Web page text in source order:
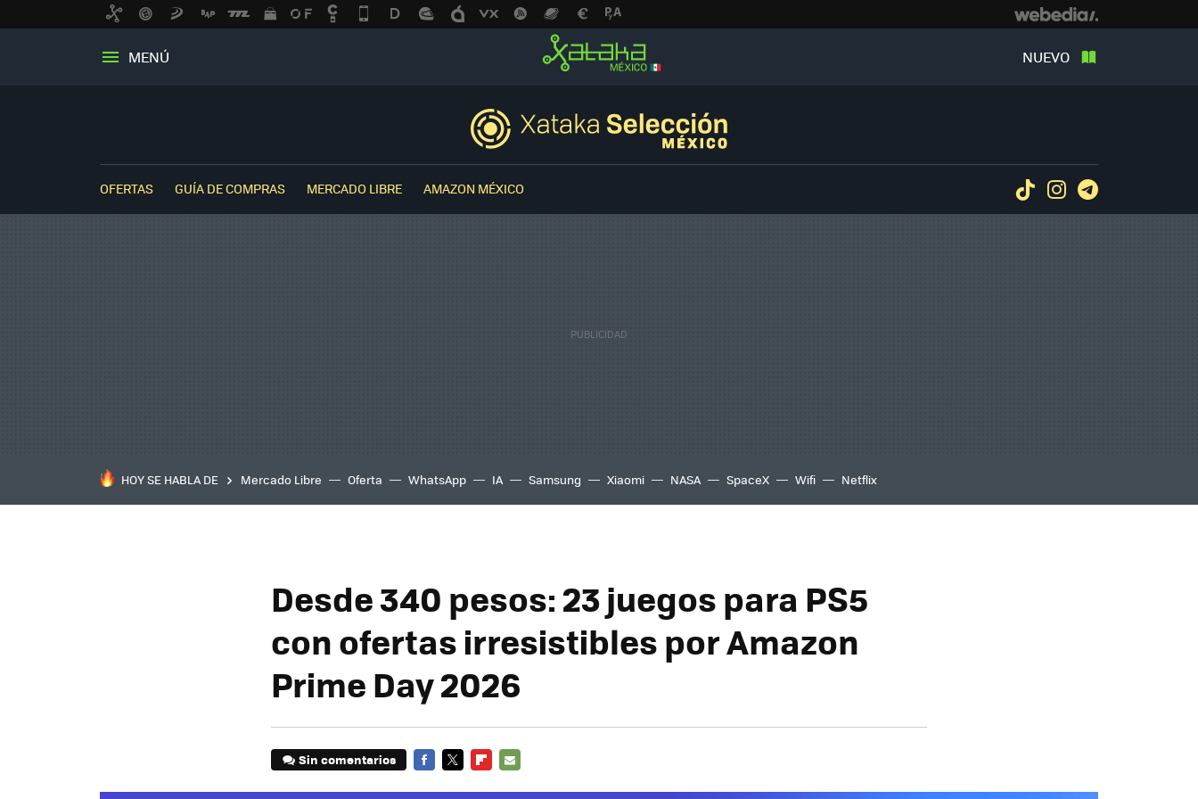
MENÚ NUEVO
OFERTAS GUÍA DE COMPRAS MERCADO LIBRE AMAZON MÉXICO TiktokInstagram
HOY SE HABLA DE Mercado Libre Oferta WhatsApp IA Samsung Xiaomi NASA SpaceX Wifi Netflix
Desde 340 pesos: 23 juegos para PS5
con ofertas irresistibles por Amazon
Prime Day 2026
Sin comentarios